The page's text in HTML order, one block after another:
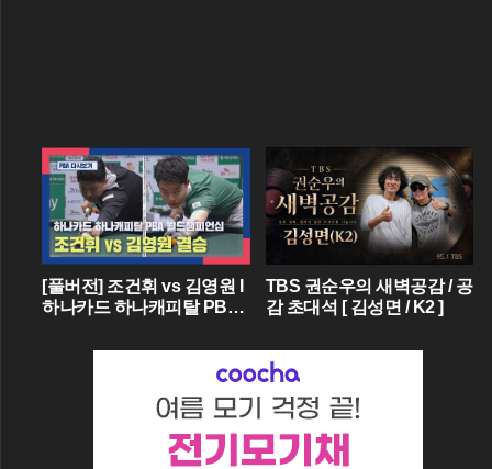
[풀버전] 조건휘 vs 김영원 I
하나카드 하나캐피탈 PBA
3.15 방송
TBS 권순우의 새벽공감 / 공
감 초대석 [ 김성면 / K2 ]